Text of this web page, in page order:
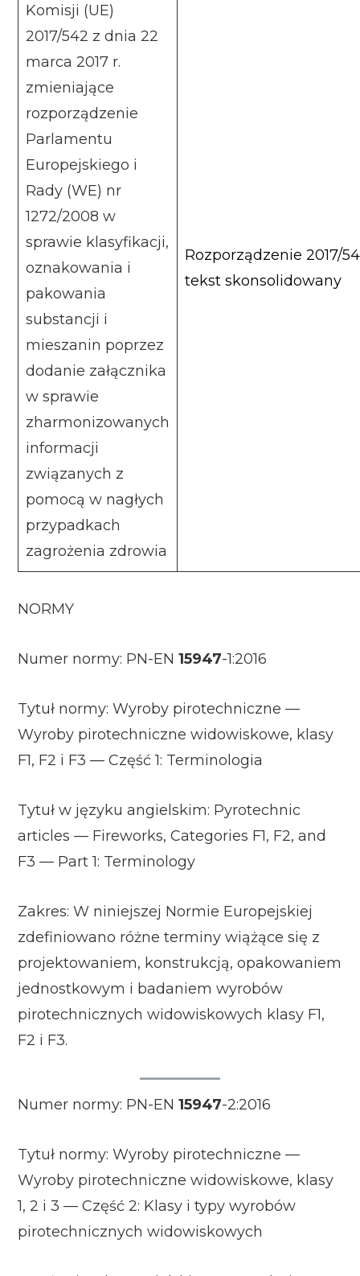
Komisji (UE)
2017/542 z dnia 22
marca 2017 r.
zmieniające
rozporządzenie
Parlamentu
Europejskiego i
Rady (WE) nr
1272/2008 w
sprawie klasyfikacji,
oznakowania i
pakowania
substancji i
mieszanin poprzez
dodanie załącznika
w sprawie
zharmonizowanych
informacji
związanych z
pomocą w nagłych
przypadkach
zagrożenia zdrowia
Rozporządzenie 2017/
tekst skonsolidowany
NORMY
Numer normy: PN-EN15947-1:2016
Tytuł normy: Wyroby pirotechniczne —
Wyroby pirotechniczne widowiskowe, klasy
F1, F2 i F3 — Część 1: Terminologia
Tytuł w języku angielskim: Pyrotechnic
articles — Fireworks, Categories F1, F2, and
F3 — Part 1: Terminology
Zakres: W niniejszej Normie Europejskiej
zdefiniowano różne terminy wiążące się z
projektowaniem, konstrukcją, opakowaniem
jednostkowym i badaniem wyrobów
pirotechnicznych widowiskowych klasy F1,
F2 i F3.
Numer normy: PN-EN15947-2:2016
Tytuł normy: Wyroby pirotechniczne —
Wyroby pirotechniczne widowiskowe, klasy
1, 2 i 3 — Część 2: Klasy i typy wyrobów
pirotechnicznych widowiskowych